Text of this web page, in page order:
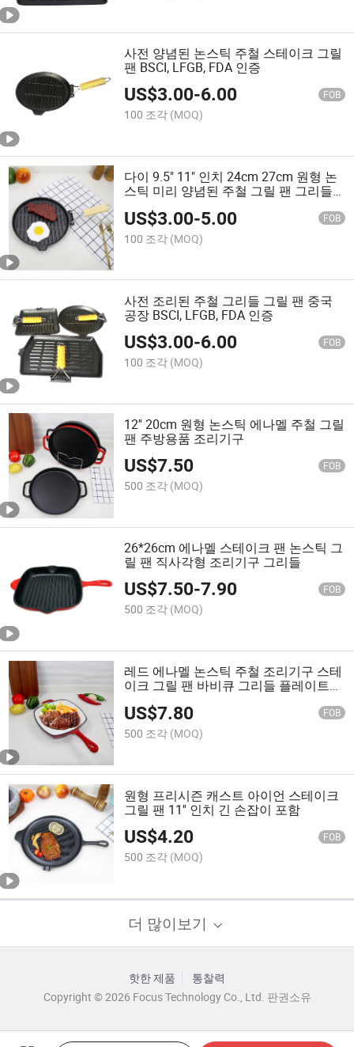
사전 양념된 논스틱 주철 스테이크 그릴
팬 BSCI, LFGB, FDA 인증
US$3.00-6.00 FOB
100 조각 (MOQ)
다이 9.5" 11" 인치 24cm 27cm 원형 논
스틱 미리 양념된 주철 그릴 팬 그리들
US$3.00-5.00 FOB
100 조각 (MOQ)
사전 조리된 주철 그리들 그릴 팬 중국
공장 BSCI, LFGB, FDA 인증
US$3.00-6.00 FOB
100 조각 (MOQ)
12'' 20cm 원형 논스틱 에나멜 주철 그릴
팬 주방용품 조리기구
US$7.50 FOB
500 조각 (MOQ)
26*26cm 에나멜 스테이크 팬 논스틱 그
릴 팬 직사각형 조리기구 그리들
US$7.50-7.90 FOB
500 조각 (MOQ)
레드 에나멜 논스틱 주철 조리기구 스테
이크 그릴 팬 바비큐 그리들 플레이트
US$7.80 FOB
500 조각 (MOQ)
원형 프리시즌 캐스트 아이언 스테이크
그릴 팬 11'' 인치 긴 손잡이 포함
US$4.20 FOB
500 조각 (MOQ)
더 많이보기
핫한 제품
통찰력
Copyright © 2026 Focus Technology Co., Ltd. 판권소유